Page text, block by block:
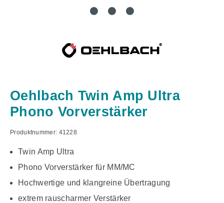
Oehlbach Twin Amp Ultra
Phono Vorverstärker
Produktnummer: 41228
Twin Amp Ultra
Phono Vorverstärker für MM/MC
Hochwertige und klangreine Übertragung
extrem rauscharmer Verstärker